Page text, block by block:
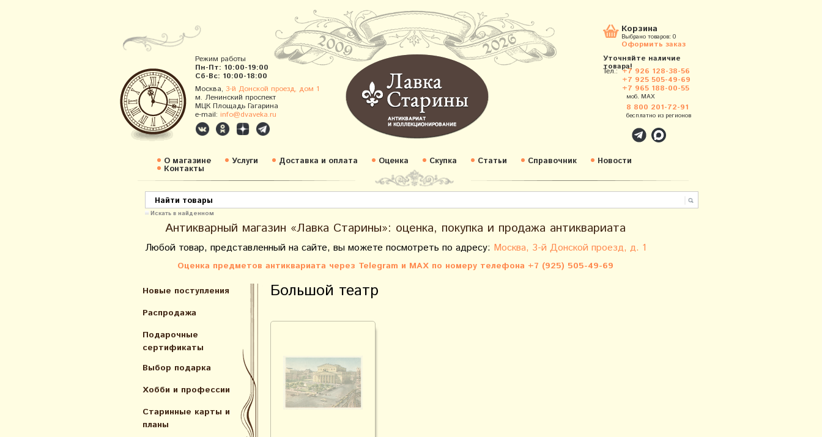
Режим работы
Пн-Пт: 10:00-19:00
Сб-Вс: 10:00-18:00
Москва, 3-й Донской проезд, дом 1
м. Ленинский проспект
МЦК Площадь Гагарина
e-mail: info@dvaveka.ru
Корзина
Выбрано товаров: 0
Оформить заказ
Уточняйте наличие
товара!
Тел.: +7 926 128-38-56
+7 925 505-49-69
+7 965 188-00-55
моб. MAX
8 800 201-72-91
бесплатно из регионов
О магазине Услуги Доставка и оплата Оценка Скупка Статьи Справочник Новости
Контакты
Искать в найденном
Антикварный магазин «Лавка Старины»: оценка, покупка и продажа антиквариата
Любой товар, представленный на сайте, вы можете посмотреть по адресу: Москва, 3-й Донской проезд, д. 1
Оценка предметов антиквариата через Telegram и MAX по номеру телефона +7 (925) 505-49-69
Новые поступления
Распродажа
Подарочные
сертификаты
Выбор подарка
Хобби и профессии
Старинные карты и
планы
Большой театр